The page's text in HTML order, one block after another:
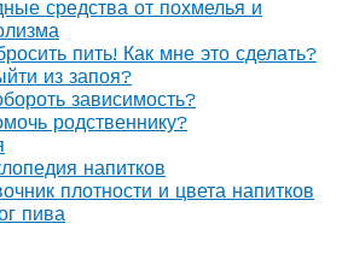
средства от похмелья и
пить! Как мне это сделать?
из запоя?
зависимость?
родственнику?
напитков
плотности и цвета напитков
пива